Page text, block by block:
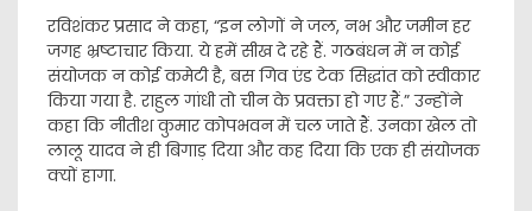
रविशंकर प्रसाद ने कहा, “इन लोगों ने जल, नभ और जमीन हर
जगह भ्रष्टाचार किया. ये हमें सीख दे रहे हैं. गठबंधन में न कोई
संयोजक न कोई कमेटी है, बस गिव एंड टेक सिद्धांत को स्वीकार
किया गया है. राहुल गांधी तो चीन के प्रवक्ता हो गए हैं.” उन्होंने
कहा कि नीतीश कुमार कोपभवन में चल जाते हैं. उनका खेल तो
लालू यादव ने ही बिगाड़ दिया और कह दिया कि एक ही संयोजक
क्यों हागा.